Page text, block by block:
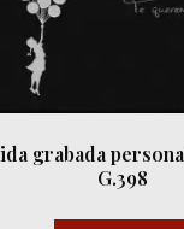
grabada
G.398